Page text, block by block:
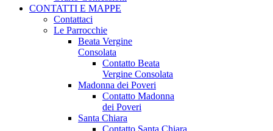
CONTATTI E MAPPE
Contattaci
Le Parrocchie
Beata Vergine
Consolata
Contatto Beata
Vergine Consolata
Madonna dei Poveri
Contatto Madonna
dei Poveri
Santa Chiara
Contatto Santa Chiara